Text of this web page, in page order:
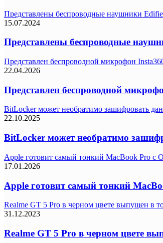
Представлены беспроводные наушники
15.07.2024
Представлены беспроводные
Представлен беспроводной микрофон
22.04.2026
Представлен беспроводной
BitLocker может необратимо зашифровать
22.10.2025
BitLocker может необратимо
Apple готовит самый тонкий MacBook Pro с
17.01.2026
Apple готовит самый тонкий
Realme GT 5 Pro в черном цвете выпущен в
31.12.2023
Realme GT 5 Pro в черном цвете